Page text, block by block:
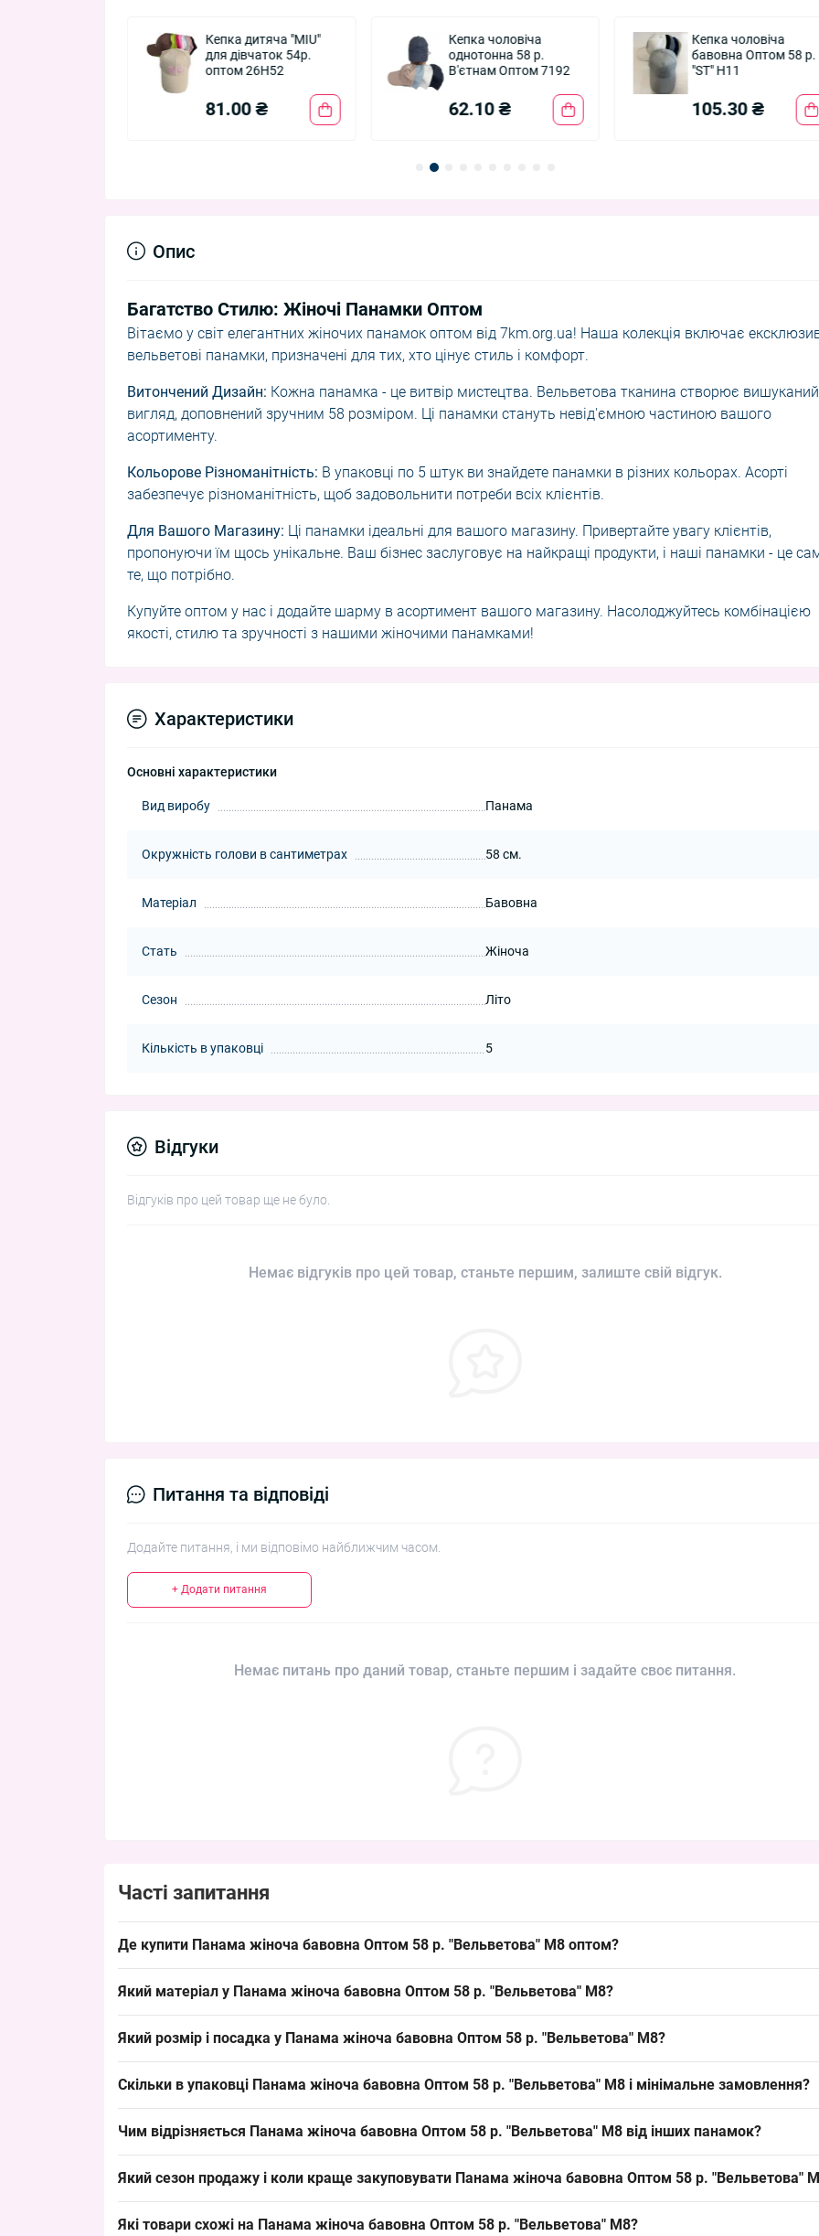
Кепка дитяча "MIU"
для дівчаток 54р.
оптом 26H52
81.00 ₴
Кепка чоловіча
однотонна 58 р.
В'єтнам Оптом 7192
62.10 ₴
Кепка чоловіча
бавовна Оптом 58 р.
"ST" H11
105.30 ₴
Опис
Багатство Стилю: Жіночі Панамки Оптом
Вітаємо у світ елегантних жіночих панамок оптом від 7km.org.ua! Наша колекція включає
вельветові панамки, призначені для тих, хто цінує стиль і комфорт.
Витончений Дизайн: Кожна панамка - це витвір мистецтва. Вельветова тканина створює вишуканий
вигляд, доповнений зручним 58 розміром. Ці панамки стануть невід'ємною частиною вашого
асортименту.
Кольорове Різноманітність: В упаковці по 5 штук ви знайдете панамки в різних кольорах. Асорті
забезпечує різноманітність, щоб задовольнити потреби всіх клієнтів.
Для Вашого Магазину: Ці панамки ідеальні для вашого магазину. Привертайте увагу клієнтів,
пропонуючи їм щось унікальне. Ваш бізнес заслуговує на найкращі продукти, і наші панамки - це
те, що потрібно.
Купуйте оптом у нас і додайте шарму в асортимент вашого магазину. Насолоджуйтесь комбінацією
якості, стилю та зручності з нашими жіночими панамками!
Характеристики
Основні характеристики
Вид виробу Панама
Окружність голови в сантиметрах 58 см.
Матеріал Бавовна
Стать Жіноча
Сезон Літо
Кількість в упаковці 5
Відгуки
Відгуків про цей товар ще не було.
Немає відгуків про цей товар, станьте першим, залиште свій відгук.
Питання та відповіді
Додайте питання, і ми відповімо найближчим часом.
+ Додати питання
Немає питань про даний товар, станьте першим і задайте своє питання.
Часті запитання
Де купити Панама жіноча бавовна Оптом 58 р. "Вельветова" М8 оптом?
забезпечує стабільний попит у торгових точках. Замовляйте упаковками для швидкого оновлення асортименту і
Який матеріал у Панама жіноча бавовна Оптом 58 р. "Вельветова" М8?
бавовна добре сприймається покупцями і додає різноманіття асортименту.
Який розмір і посадка у Панама жіноча бавовна Оптом 58 р. "Вельветова" М8?
викладки в оптових упаковках, що спрощує підбір товару для магазинів.
Скільки в упаковці Панама жіноча бавовна Оптом 58 р. "Вельветова" М8 і мінімальне замовлення?
дозволяючи швидко комплектувати товарні змішані позиції під сезон.
Чим відрізняється Панама жіноча бавовна Оптом 58 р. "Вельветова" М8 від інших панамок?
поліестеру, або в інших фасонах. Це розширює асортимент торгових точок і додає бюджетний сегмент до викладки,
Який сезон продажу і коли краще закуповувати Панама жіноча бавовна Оптом 58 р. "Вельветова"
запропонувати клієнтам різнобарвні упаковки; це допомагає забезпечити швидкий обіг і стабільний попит.
Які товари схожі на Панама жіноча бавовна Оптом 58 р. "Вельветова" М8?